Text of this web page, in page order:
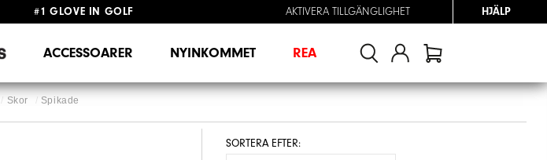
#1 GLOVE IN GOLF
AKTIVERA TILLGÄNGLIGHET HJÄLP
ACCESSOARER NYINKOMMET REA
Skor Spikade
SORTERA EFTER: